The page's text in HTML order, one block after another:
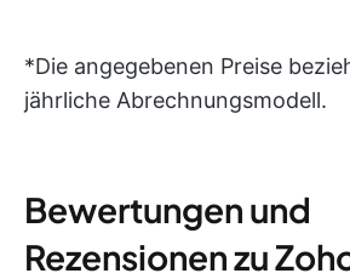
*Die angegebenen Preise
jährliche Abrechnungsmodell.
Bewertungen und
Rezensionen zu